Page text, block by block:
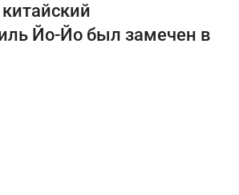
Йо-Йо был замечен в